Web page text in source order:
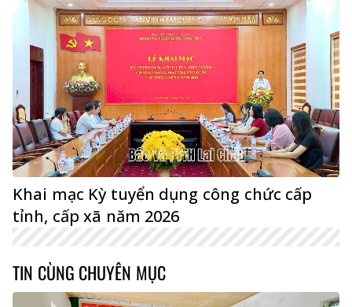
Khai mạc Kỳ tuyển dụng công chức cấp
tỉnh, cấp xã năm 2026
TIN CÙNG CHUYÊN MỤC